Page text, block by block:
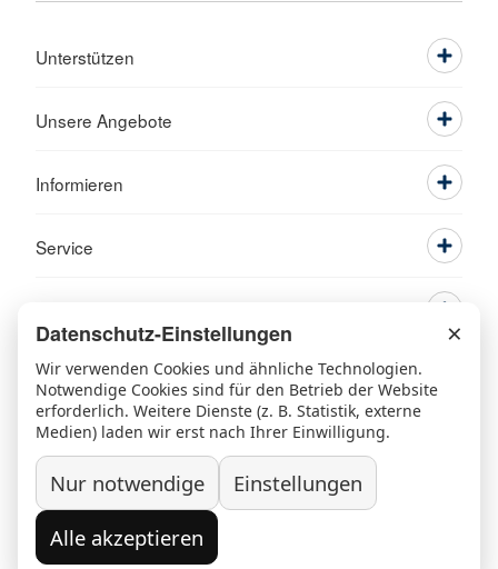
Unterstützen
Unsere Angebote
Informieren
Service
Ansprechpartner Kontakt Beschwerde/Lob
Datenschutz Grundsatzerklärung nach LkSG
Widerruf/Kündigung
Impressum
© 2026 Kreisverband Rosenheim
Datenschutz-Einstellungen ×
Wir verwenden Cookies und ähnliche Technologien.
Notwendige Cookies sind für den Betrieb der Website
erforderlich. Weitere Dienste (z. B. Statistik, externe
Medien) laden wir erst nach Ihrer Einwilligung.
Nur notwendige
Einstellungen
Alle akzeptieren